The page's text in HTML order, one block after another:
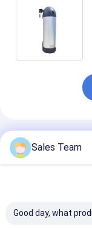
ProduitsSales Team
Good day, what